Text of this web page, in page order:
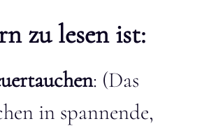
zu lesen ist:
: (Das
in spannende,